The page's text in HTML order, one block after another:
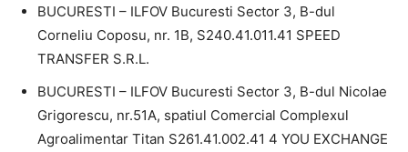
BUCURESTI – ILFOV Bucuresti Sector 3, B-dul
Corneliu Coposu, nr. 1B, S240.41.011.41 SPEED
TRANSFER S.R.L.
BUCURESTI – ILFOV Bucuresti Sector 3, B-dul Nicolae
Grigorescu, nr.51A, spatiul Comercial Complexul
Agroalimentar Titan S261.41.002.41 4 YOU EXCHANGE